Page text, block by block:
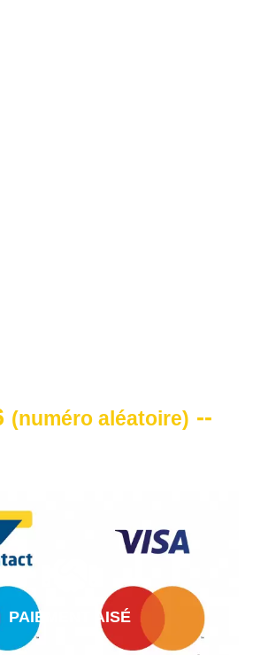
(numéro aléatoire) --
PAIEMENT AISÉ